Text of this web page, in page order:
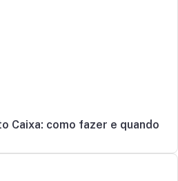
Caixa: como fazer e quando